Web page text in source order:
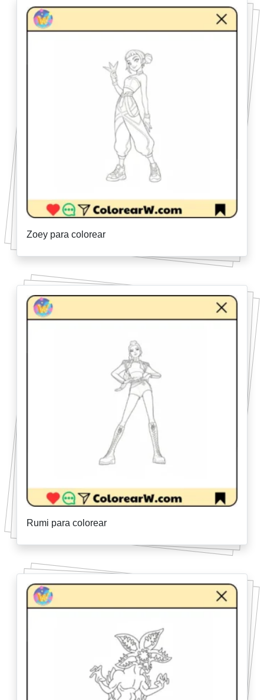
Zoey para colorear
Rumi para colorear